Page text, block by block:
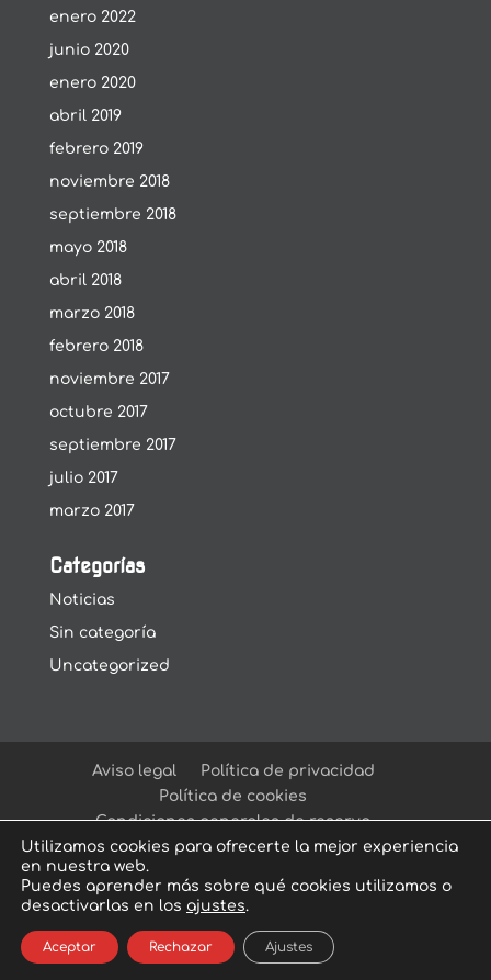
enero 2022
junio 2020
enero 2020
abril 2019
febrero 2019
noviembre 2018
septiembre 2018
mayo 2018
abril 2018
marzo 2018
febrero 2018
noviembre 2017
octubre 2017
septiembre 2017
julio 2017
marzo 2017
Categorías
Noticias
Sin categoría
Uncategorized
Aviso legal
Política de privacidad
Política de cookies
Condiciones generales de reserva
© Arcadia Escape Room| Escape Room en
Sevilla
Utilizamos cookies para ofrecerte la mejor experiencia
en nuestra web.
Puedes aprender más sobre qué cookies utilizamos o
desactivarlas en los ajustes.
Aceptar Rechazar Ajustes